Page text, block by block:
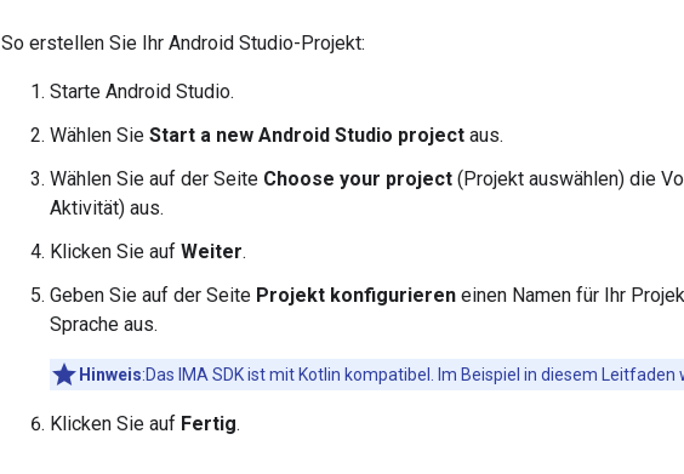
So erstellen Sie Ihr Android Studio-Projekt:
Starte Android Studio.
Wählen Sie Start a new Android Studio project aus.
Wählen Sie auf der Seite Choose your project (Projekt auswählen) die
Aktivität) aus.
Klicken Sie auf Weiter.
Geben Sie auf der Seite Projekt konfigurieren einen Namen für Ihr
Sprache aus.
Hinweis:Das IMA SDK ist mit Kotlin kompatibel. Im Beispiel in diesem
Klicken Sie auf Fertig.